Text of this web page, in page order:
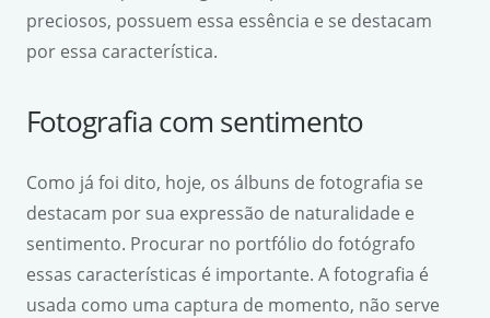
preciosos, possuem essa essência e se destacam
por essa característica.
Fotografia com sentimento
Como já foi dito, hoje, os álbuns de fotografia se
destacam por sua expressão de naturalidade e
sentimento. Procurar no portfólio do fotógrafo
essas características é importante. A fotografia é
usada como uma captura de momento, não serve